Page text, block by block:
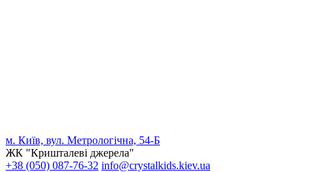
м. Київ, вул. Метрологічна, 54-Б
ЖК "Кришталеві джерела"
+38 (050) 087-76-32 info@crystalkids.kiev.ua